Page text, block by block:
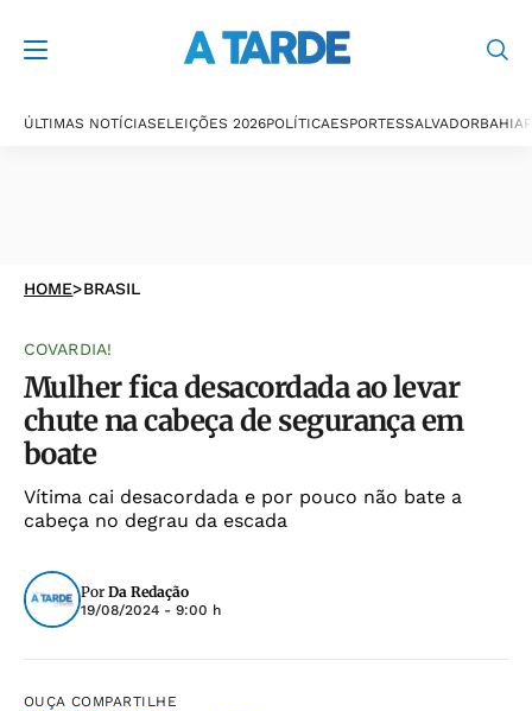
ÚLTIMAS NOTÍCIASELEIÇÕES 2026POLÍTICAESPORTESSALVADORBAHIA
HOME>BRASIL
COVARDIA!
Mulher fica desacordada ao levar
chute na cabeça de segurança em
boate
Vítima cai desacordada e por pouco não bate a
cabeça no degrau da escada
Por Da Redação
19/08/2024 - 9:00 h
OUÇA COMPARTILHE